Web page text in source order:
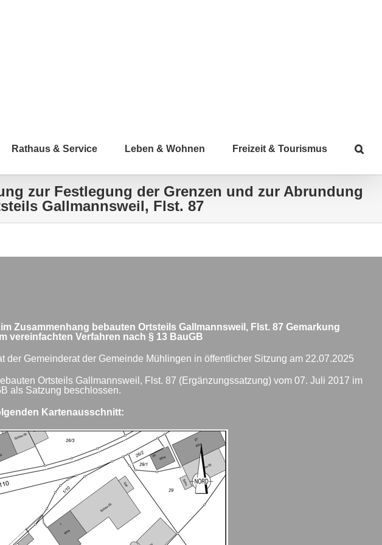
Rathaus & Service Leben & Wohnen Freizeit & Tourismus
zur Festlegung der Grenzen und zur Abrundung
Gallmannsweil, Flst. 87
Zusammenhang bebauten Ortsteils Gallmannsweil, Flst. 87 Gemarkung
vereinfachten Verfahren nach § 13 BauGB
Gemeinderat der Gemeinde Mühlingen in öffentlicher Sitzung am 22.07.2025
Ortsteils Gallmannsweil, Flst. 87 (Ergänzungssatzung) vom 07. Juli 2017 im
als Satzung beschlossen.
Kartenausschnitt: